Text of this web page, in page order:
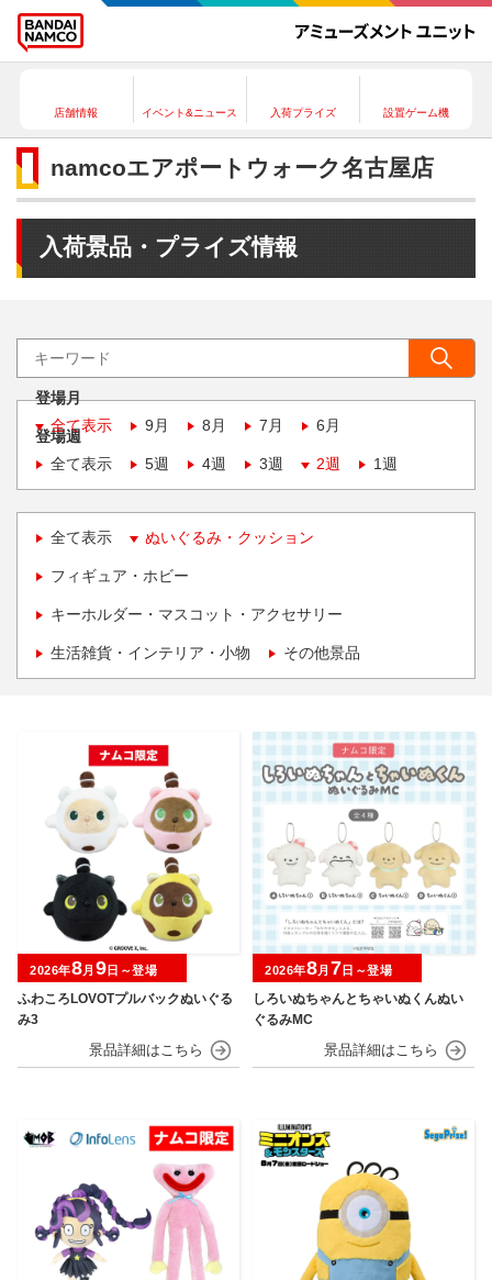
店舗情報 イベント&ニュース 入荷プライズ 設置ゲーム機
namcoエアポートウォーク名古屋店
入荷景品・プライズ情報
登場月
全て表示
9月 8月 7月 6月
登場週
全て表示
5週 4週 3週 2週 1週
全て表示 ぬいぐるみ・クッション
フィギュア・ホビー
キーホルダー・マスコット・アクセサリー
生活雑貨・インテリア・小物 その他景品
ふわころLOVOTプルバックぬいぐる
み3
2026年8月 9日～登場
しろいぬちゃんとちゃいぬくんぬい
ぐるみMC
2026年8月 7日～登場